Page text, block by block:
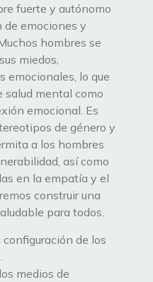
fuerte y autónomo
de emociones y
hombres se
miedos,
emocionales, lo que
salud mental como
emocional. Es
de género y
a los hombres
así como
en la empatía y el
construir una
para todos.
de los
medios de